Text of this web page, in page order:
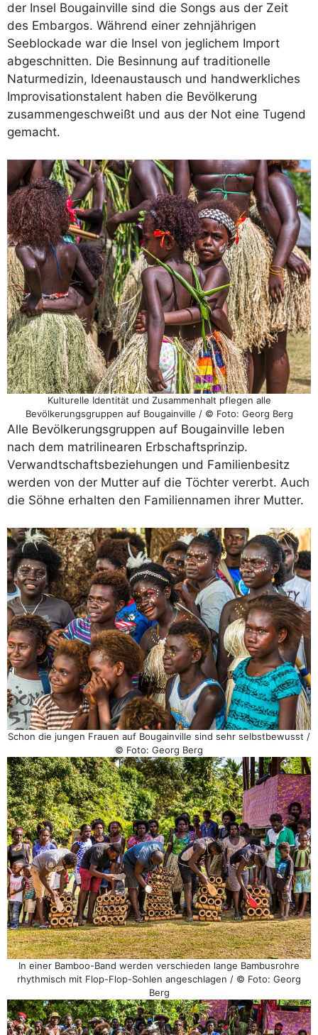
der Insel Bougainville sind die Songs aus der Zeit
des Embargos. Während einer zehnjährigen
Seeblockade war die Insel von jeglichem Import
abgeschnitten. Die Besinnung auf traditionelle
Naturmedizin, Ideenaustausch und handwerkliches
Improvisationstalent haben die Bevölkerung
zusammengeschweißt und aus der Not eine Tugend
gemacht.
Kulturelle Identität und Zusammenhalt pflegen alle
Bevölkerungsgruppen auf Bougainville / © Foto: Georg Berg
Alle Bevölkerungsgruppen auf Bougainville leben
nach dem matrilinearen Erbschaftsprinzip.
Verwandtschaftsbeziehungen und Familienbesitz
werden von der Mutter auf die Töchter vererbt. Auch
die Söhne erhalten den Familiennamen ihrer Mutter.
Schon die jungen Frauen auf Bougainville sind sehr selbstbewusst /
© Foto: Georg Berg
In einer Bamboo-Band werden verschieden lange Bambusrohre
rhythmisch mit Flop-Flop-Sohlen angeschlagen / © Foto: Georg
Berg